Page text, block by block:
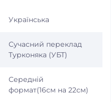
Українська
Сучасний переклад
Турконяка (УБТ)
Середній
формат(16см на 22см)